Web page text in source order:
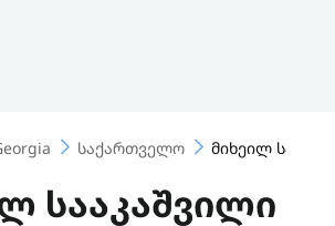
საქართველო მიხეილ
სააკაშვილი